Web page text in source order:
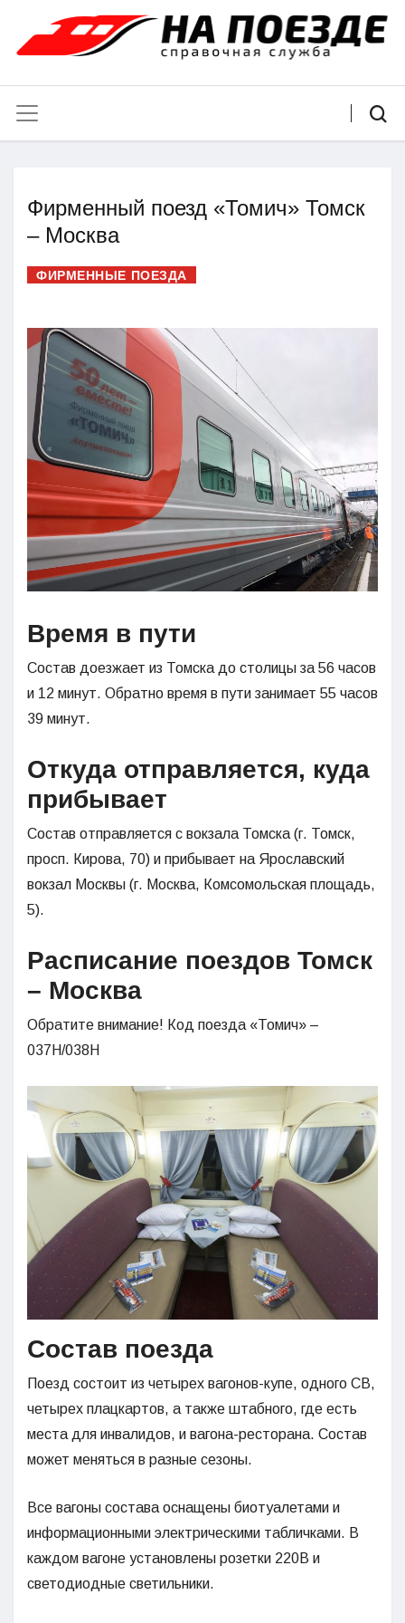
Фирменный поезд «Томич» Томск
– Москва
ФИРМЕННЫЕ ПОЕЗДА
Время в пути
Состав доезжает из Томска до столицы за 56 часов
и 12 минут. Обратно время в пути занимает 55 часов
39 минут.
Откуда отправляется, куда
прибывает
Состав отправляется с вокзала Томска (г. Томск,
просп. Кирова, 70) и прибывает на Ярославский
вокзал Москвы (г. Москва, Комсомольская площадь,
5).
Расписание поездов Томск
– Москва
Обратите внимание! Код поезда «Томич» –
037Н/038Н
Состав поезда
Поезд состоит из четырех вагонов-купе, одного СВ,
четырех плацкартов, а также штабного, где есть
места для инвалидов, и вагона-ресторана. Состав
может меняться в разные сезоны.
Все вагоны состава оснащены биотуалетами и
информационными электрическими табличками. В
каждом вагоне установлены розетки 220В и
светодиодные светильники.